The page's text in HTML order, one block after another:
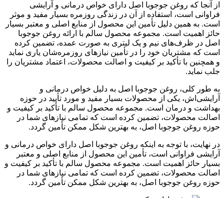
از آنجا که روغن جوجوبا اصل دارای خواص درمانی و آرایشی
فراوانی است، استفاده از آن در زندگی روزمره بسیار مفید و موثر
است. به همین دلیل تأمین این محصول از منابع اصلی و معتبر بسیار
حائز اهمیت است. مجموعه محصول سالم با ارائه روغن جوجوبا
اصل در ظرف‌های نیم و یک لیتری به صورت عمده، تضمین کرده
است که مشتریان خود را در تأمین نیازهای روزمره‌شان یاری نماید
و همچنین با تأکید بر کیفیت و اصالت محصولات، اعتماد مشتریان را
جلب نماید.
به طور کلی، روغن جوجوبا اصل به دلیل خواص درمانی و
آرایشی‌اش، یکی از محصولات بسیار مفید و مورد تأیید در حوزه
بهداشت و درمان است. مجموعه محصول سالم با تأکید بر کیفیت و
اصالت محصولات، تضمین کرده است که تمامی نیازهای شما در
حوزه روغن جوجوبا اصل، به بهترین شکل ممکن تأمین گردد.
در نهایت، با توجه به اینکه روغن جوجوبا اصل دارای خواص درمانی و
آرایشی فراوانی است، تأمین این محصول از منابع اصلی و معتبر
بسیار حائز اهمیت است. مجموعه محصول سالم با تأکید بر کیفیت و
اصالت محصولات، تضمین کرده است که تمامی نیازهای شما در
حوزه روغن جوجوبا اصل، به بهترین شکل ممکن تأمین گردد.